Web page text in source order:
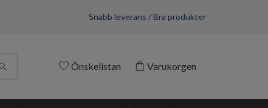
Snabb leverans / Bra produkter
Önskelistan Varukorgen